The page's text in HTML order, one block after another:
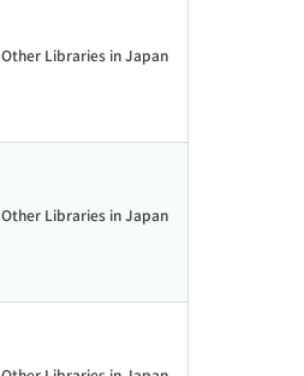
Other Libraries in Japan
Other Libraries in Japan